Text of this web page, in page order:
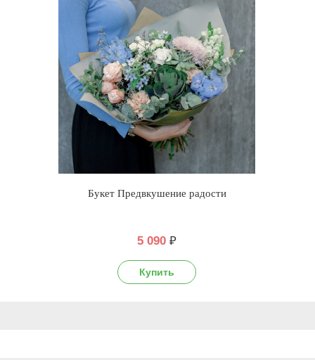
Букет Предвкушение радости
5 090 ₽